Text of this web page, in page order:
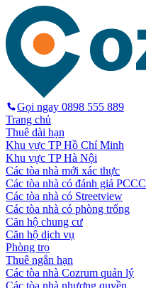
Gọi ngay 0898 555 889
Trang chủ
Thuê dài hạn
Khu vực TP Hồ Chí Minh
Khu vực TP Hà Nội
Các tòa nhà mới xác thực
Các tòa nhà có đánh giá PCCC
Các tòa nhà có Streetview
Các tòa nhà có phòng trống
Căn hộ chung cư
Căn hộ dịch vụ
Phòng trọ
Thuê ngắn hạn
Các tòa nhà Cozrum quản lý
Các tòa nhà nhượng quyền